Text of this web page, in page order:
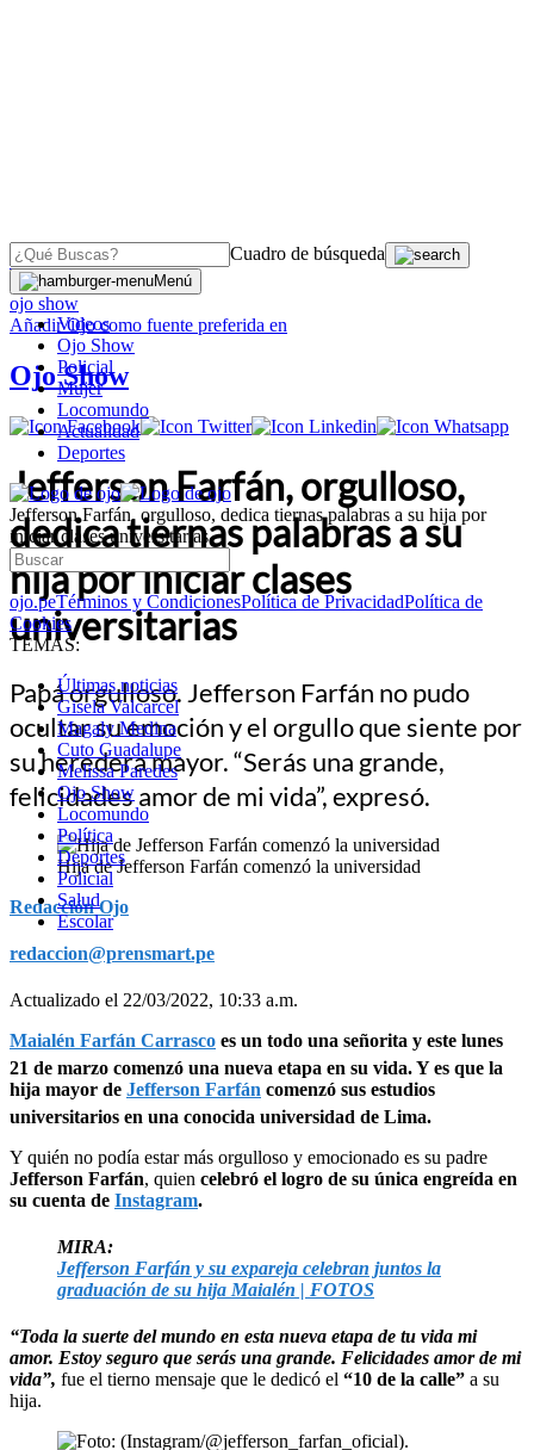
Cuadro de búsqueda
Menú
Videos
Ojo Show
Policial
Mujer
Locomundo
Actualidad
Deportes
Jefferson Farfán, orgulloso, dedica tiernas palabras a su hija por
iniciar clases universitarias
ojo.peTérminos y CondicionesPolítica de PrivacidadPolítica de
Cookies
TEMAS:
Últimas noticias
Gisela Valcarcel
Magaly Medina
Cuto Guadalupe
Melissa Paredes
Ojo Show
Locomundo
Política
Deportes
Policial
Salud
Escolar
OJO
ojo show
AñadirOjocomo fuente preferida en
Ojo Show
Jefferson Farfán, orgulloso,
dedica tiernas palabras a su
hija por iniciar clases
universitarias
Papá orgulloso. Jefferson Farfán no pudo
ocultar su emoción y el orgullo que siente por
su heredera mayor. “Serás una grande,
felicidades amor de mi vida”, expresó.
Hija de Jefferson Farfán comenzó la universidad
Redacción Ojo
redaccion@prensmart.pe
Actualizado el 22/03/2022, 10:33 a.m.
Maialén Farfán Carrasco es un todo una señorita y este lunes
21 de marzo comenzó una nueva etapa en su vida. Y es que la
hija mayor de Jefferson Farfán comenzó sus estudios
universitarios en una conocida universidad de Lima.
Y quién no podía estar más orgulloso y emocionado es su padre
Jefferson Farfán, quien celebró el logro de su única engreída en
su cuenta de Instagram.
MIRA:
Jefferson Farfán y su expareja celebran juntos la
graduación de su hija Maialén | FOTOS
“Toda la suerte del mundo en esta nueva etapa de tu vida mi
amor. Estoy seguro que serás una grande. Felicidades amor de mi
vida”, fue el tierno mensaje que le dedicó el “10 de la calle” a su
hija.